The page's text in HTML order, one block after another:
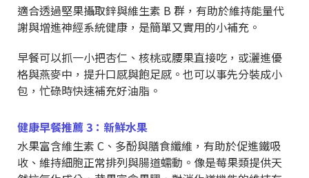
適合透過堅果攝取鋅與維生素 B 群，有助於維持能量代
謝與增進神經系統健康，是簡單又實用的小補充。
早餐可以抓一小把杏仁、核桃或腰果直接吃，或灑進優
格與燕麥中，提升口感與飽足感。也可以事先分裝成小
包，忙碌時快速補充好油脂。
健康早餐推薦 3：新鮮水果
水果富含維生素 C、多酚與膳食纖維，有助於促進鐵吸
收、維持細胞正常排列與腸道蠕動。像是莓果類提供天